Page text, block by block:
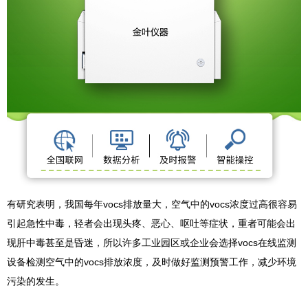
有研究表明，我国每年vocs排放量大，空气中的vocs浓度过高很容易
引起急性中毒，轻者会出现头疼、恶心、呕吐等症状，重者可能会出
现肝中毒甚至是昏迷，所以许多工业园区或企业会选择vocs在线监测
设备检测空气中的vocs排放浓度，及时做好监测预警工作，减少环境
污染的发生。